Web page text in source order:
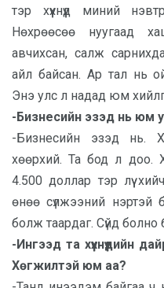
тэр хүүхнүүд миний
Нөхрөөсөө нуугаад
авчихсан, салж
айл байсан. Ар тал нь
Энэ улс л надад юм
-Бизнесийн эзэд нь юм
-Бизнесийн эзэд нь.
хөөрхий. Та бод л доо.
4.500 доллар тэр лүү
өнөө сүлжээний нэртэй
болж таардаг. Сүйд
-Ингээд та хүүхнүүдийн
Хөгжилтэй юм аа?